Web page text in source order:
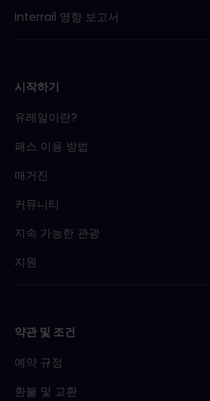
Interrail 영향 보고서
시작하기
유레일이란?
패스 이용 방법
매거진
커뮤니티
지속 가능한 관광
지원
약관 및 조건
예약 규정
환불 및 교환